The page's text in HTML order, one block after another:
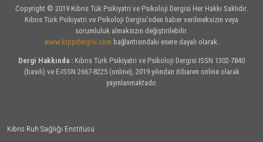
Copyright © 2019 Kıbrıs Tük Psikiyatri ve Psikoloji Dergisi Her Hakkı Saklıdır.
Kıbrıs Türk Psikiyatri ve Psikoloji Dergisi’nden haber verilmeksizin veya
sorumluluk almaksızın değiştirilebilir.
www.ktppdergisi.com bağlantısındaki esere dayalı olarak.
Dergi Hakkında : Kıbrıs Türk Psikiyatri ve Psikoloji Dergisi ISSN 1302-7840
(basılı) ve E-ISSN 2667-8225 (online), 2019 yılından itibaren online olarak
yayınlanmaktadır.
Kıbrıs Ruh Sağlığı Enstitüsü